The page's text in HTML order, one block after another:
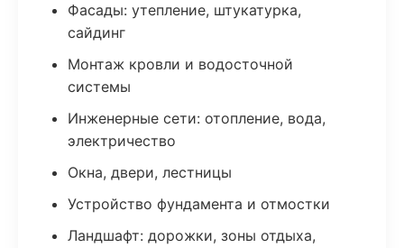
Фасады: утепление, штукатурка,
сайдинг
Монтаж кровли и водосточной
системы
Инженерные сети: отопление, вода,
электричество
Окна, двери, лестницы
Устройство фундамента и отмостки
Ландшафт: дорожки, зоны отдыха,